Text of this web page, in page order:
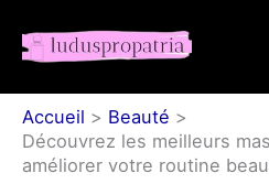
Accueil
Beauté
Découvrez les meilleurs
améliorer votre routine